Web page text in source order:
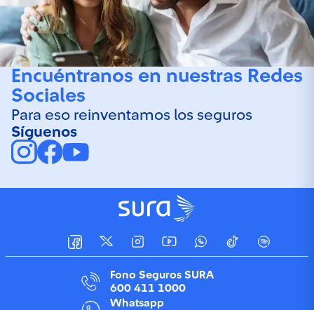
Encuéntranos en nuestras Redes
Sociales
Para eso reinventamos los seguros
Síguenos
Fono Seguros SURA
600 411 1000
Whatsapp